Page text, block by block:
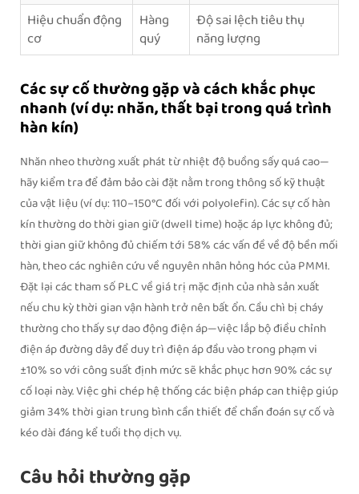
Hiệu chuẩn động
cơ
Hàng
quý
Độ sai lệch tiêu thụ
năng lượng
Các sự cố thường gặp và cách khắc phục
nhanh (ví dụ: nhăn, thất bại trong quá trình
hàn kín)
Nhăn nheo thường xuất phát từ nhiệt độ buồng sấy quá cao—
hãy kiểm tra để đảm bảo cài đặt nằm trong thông số kỹ thuật
của vật liệu (ví dụ: 110–150°C đối với polyolefin). Các sự cố hàn
kín thường do thời gian giữ (dwell time) hoặc áp lực không đủ;
thời gian giữ không đủ chiếm tới 58% các vấn đề về độ bền mối
hàn, theo các nghiên cứu về nguyên nhân hỏng hóc của PMMI.
Đặt lại các tham số PLC về giá trị mặc định của nhà sản xuất
nếu chu kỳ thời gian vận hành trở nên bất ổn. Cầu chì bị cháy
thường cho thấy sự dao động điện áp—việc lắp bộ điều chỉnh
điện áp đường dây để duy trì điện áp đầu vào trong phạm vi
±10% so với công suất định mức sẽ khắc phục hơn 90% các sự
cố loại này. Việc ghi chép hệ thống các biện pháp can thiệp giúp
giảm 34% thời gian trung bình cần thiết để chẩn đoán sự cố và
kéo dài đáng kể tuổi thọ dịch vụ.
Câu hỏi thường gặp